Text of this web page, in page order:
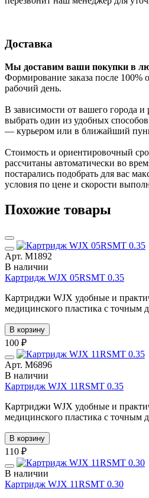
Доставка
Мы доставим ваши покупки в
Формирование заказа после 100%
рабочий день.
В зависимости от вашего города
выбрать один из удобных
— курьером или в ближайший
Стоимость и ориентировочный
рассчитаны автоматически во
постарались подобрать для вас
условия по цене и скорости
Похожие товары
Арт. М1892
В наличии
Картридж WJX 05RSMT 0.35
Картриджи WJX удобные и
медицинского пластика с точным
В корзину
100 ₽
Арт. М6896
В наличии
Картридж WJX 11RSMT 0.35
Картриджи WJX удобные и
медицинского пластика с точным
В корзину
110 ₽
В наличии
Картридж WJX 11RSMT 0.30